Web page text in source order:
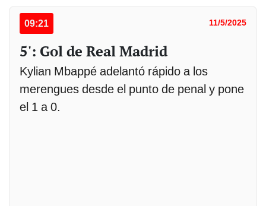
09:21 11/5/2025
5': Gol de Real Madrid
Kylian Mbappé adelantó rápido a los
merengues desde el punto de penal y pone
el 1 a 0.